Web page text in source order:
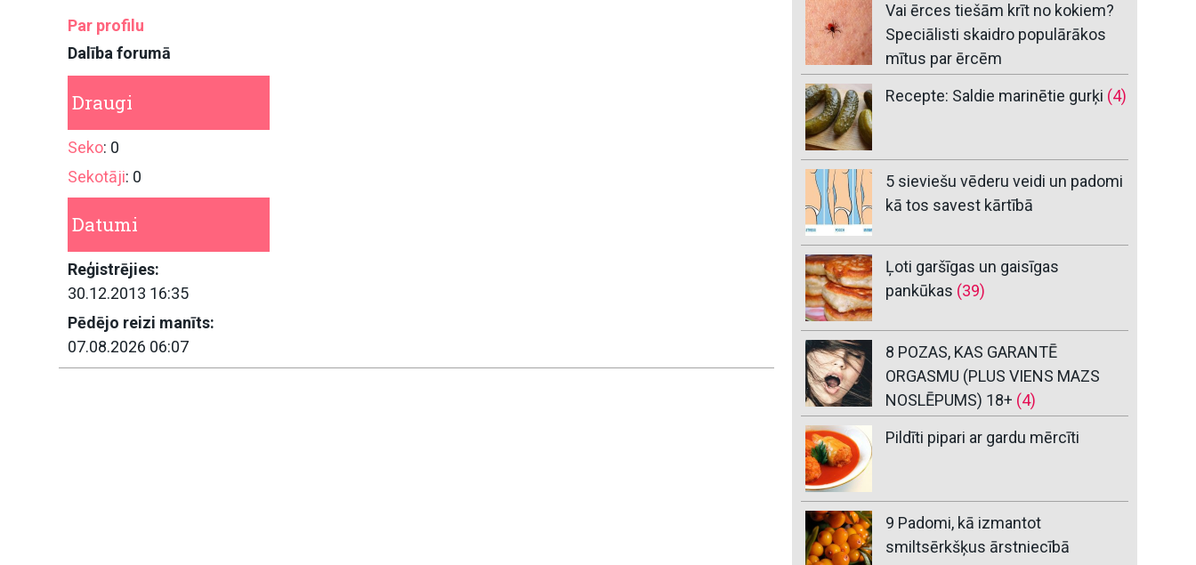
Par profilu
Dalība forumā
Draugi
Seko: 0
Sekotāji: 0
Datumi
Reģistrējies:
30.12.2013 16:35
Pēdējo reizi manīts:
07.08.2026 06:07
Vai ērces tiešām krīt no kokiem?
Speciālisti skaidro populārākos
mītus par ērcēm
Recepte: Saldie marinētie gurķi (4)
5 sieviešu vēderu veidi un padomi
kā tos savest kārtībā
Ļoti garšīgas un gaisīgas
pankūkas (39)
8 POZAS, KAS GARANTĒ
ORGASMU (PLUS VIENS MAZS
NOSLĒPUMS) 18+ (4)
Pildīti pipari ar gardu mērcīti
9 Padomi, kā izmantot
smiltsērkšķus ārstniecībā